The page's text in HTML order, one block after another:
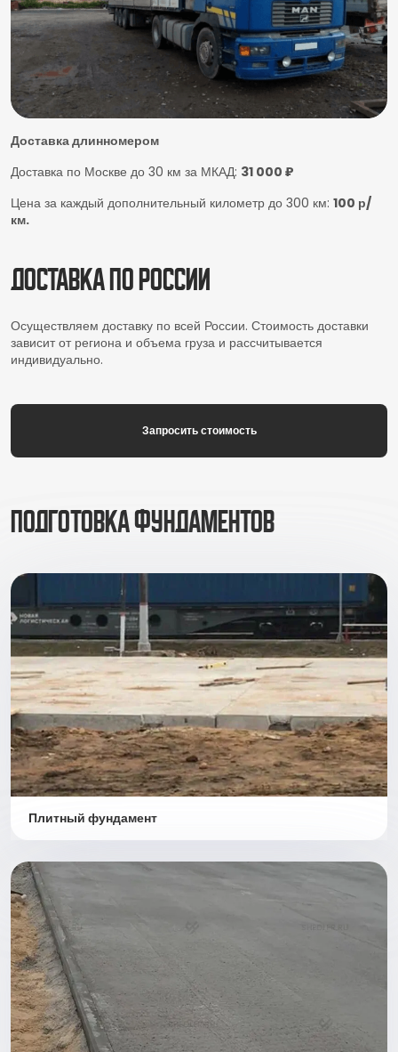
Доставка длинномером
Доставка по Москве до 30 км за МКАД: 31 000 ₽
Цена за каждый дополнительный километр до 300 км: 100 р/
км.
Доставка по России
Осуществляем доставку по всей России. Стоимость доставки
зависит от региона и объема груза и рассчитывается
индивидуально.
Запросить стоимость
Подготовка фундаментов
Плитный фундамент